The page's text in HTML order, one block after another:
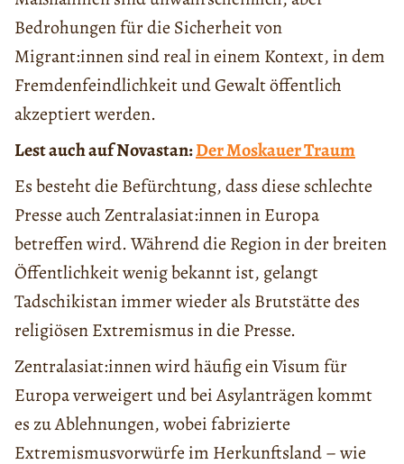
Bedrohungen für die Sicherheit von
Migrant:innen sind real in einem Kontext, in dem
Fremdenfeindlichkeit und Gewalt öffentlich
akzeptiert werden.
Lest auch auf Novastan:Der Moskauer Traum
Es besteht die Befürchtung, dass diese schlechte
Presse auch Zentralasiat:innen in Europa
betreffen wird. Während die Region in der breiten
Öffentlichkeit wenig bekannt ist, gelangt
Tadschikistan immer wieder als Brutstätte des
religiösen Extremismus in die Presse.
Zentralasiat:innen wird häufig ein Visum für
Europa verweigert und bei Asylanträgen kommt
es zu Ablehnungen, wobei fabrizierte
Extremismusvorwürfe im Herkunftsland – wie